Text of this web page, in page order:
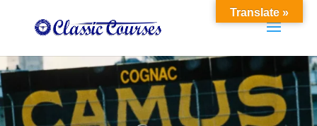
Translate »